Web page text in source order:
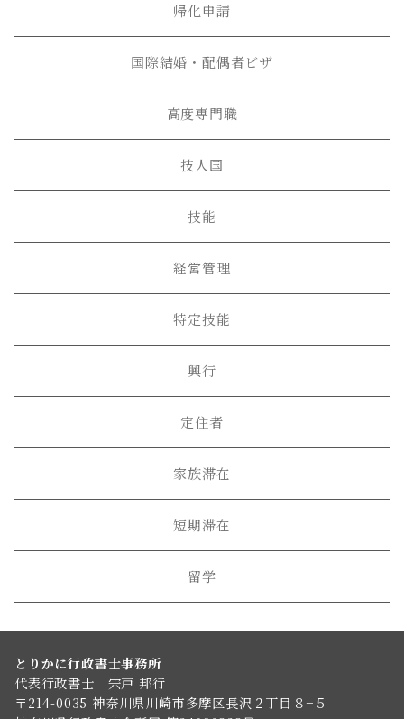
帰化申請
国際結婚・配偶者ビザ
高度専門職
技人国
技能
経営管理
特定技能
興行
定住者
家族滞在
短期滞在
留学
とりかに行政書士事務所
代表行政書士 宍戸 邦行
〒214-0035 神奈川県川崎市多摩区長沢２丁目８−５